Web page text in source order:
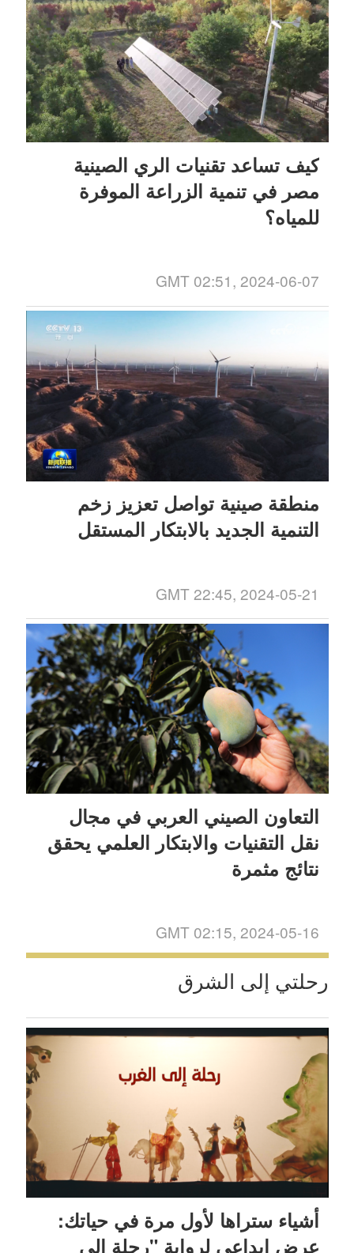
كيف تساعد تقنيات الري الصينية
مصر في تنمية الزراعة الموفرة
للمياه؟
GMT 02:51, 2024-06-07
منطقة صينية تواصل تعزيز زخم
التنمية الجديد بالابتكار المستقل
GMT 22:45, 2024-05-21
التعاون الصيني العربي في مجال
نقل التقنيات والابتكار العلمي يحقق
نتائج مثمرة
GMT 02:15, 2024-05-16
رحلتي إلى الشرق
أشياء ستراها لأول مرة في حياتك:
عرض إبداعي لرواية "رحلة إلى